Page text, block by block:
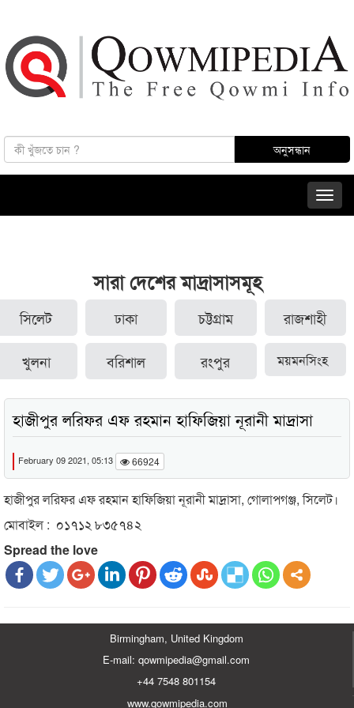
সারা দেশের মাদ্রাসাসমূহ
সিলেট ঢাকা চট্টগ্রাম রাজশাহী
খুলনা বরিশাল রংপুর ময়মনসিংহ
হাজীপুর লরিফর এফ রহমান হাফিজিয়া নূরানী মাদ্রাসা
February 09 2021, 05:13 66924
হাজীপুর লরিফর এফ রহমান হাফিজিয়া নূরানী মাদ্রাসা, গোলাপগঞ্জ, সিলেট।
মোবাইল : ০১৭১২ ৮৩৫৭৪২
Spread the love
Birmingham, United Kingdom
E-mail: qowmipedia@gmail.com
+44 7548 801154
www.qowmipedia.com